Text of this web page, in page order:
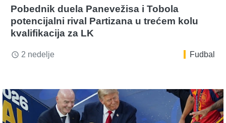
Pobednik duela Panevežisa i Tobola
potencijalni rival Partizana u trećem kolu
kvalifikacija za LK
access_time 2 nedelje Fudbal